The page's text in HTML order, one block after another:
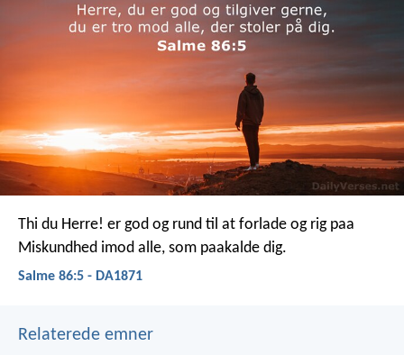
Thi du Herre! er god og rund til at forlade og rig paa
Miskundhed imod alle, som paakalde dig.
Salme 86:5 - DA1871
Relaterede emner